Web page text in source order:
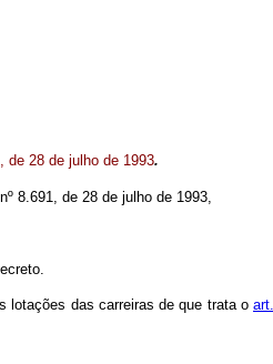
de 28 de julho de 1993.
8.691, de 28 de julho de 1993,
lotações das carreiras de que trata o